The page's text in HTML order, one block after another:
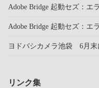
Adobe Bridge 起動セズ：エ
Adobe Bridge 起動セズ：エ
ヨドバシカメラ池袋 6月末
リンク集